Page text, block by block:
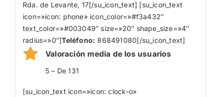
Rda. de Levante, 17[/su_icon_text] [su_icon_text
icon=»icon: phone» icon_color=»#f3a432″
text_color=»#003049″ size=»20″ shape_size=»4″
radius=»0″]Teléfono: 868491080[/su_icon_text]
Valoración media de los usuarios
5 – De 131
[su_icon_text icon=»icon: clock-o»